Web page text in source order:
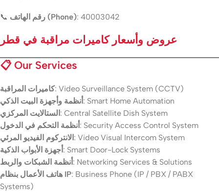
📞 رقم الهاتف (Phone): 40003042
عروض وأسعار كاميرات مراقبة في قطر
📋 Our Services
كاميرات المراقبة: Video Surveillance System (CCTV)
أنظمة وأجهزة البيت الذكي: Smart Home Automation
الستالايت المركزي: Central Satellite Dish System
أنظمة التحكم في الدخول: Security Access Control System
الانتركوم الفيديو المرئي: Video Visual Intercom System
أجهزة الأبواب الذكية: Smart Door-Lock Systems
أنظمة الشبكات والربط: Networking Services & Solutions
هاتف الأعمال بنظام IP: Business Phone (IP / PBX / PABX
Systems)